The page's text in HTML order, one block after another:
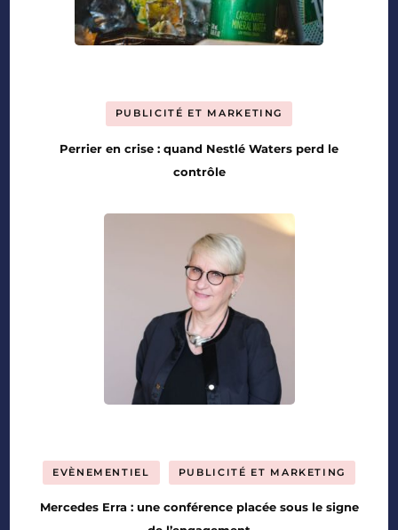
PUBLICITÉ ET MARKETING
Perrier en crise : quand Nestlé Waters perd le
contrôle
EVÈNEMENTIEL PUBLICITÉ ET MARKETING
Mercedes Erra : une conférence placée sous le signe